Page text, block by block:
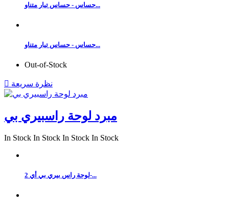
حساس - حساس تيار متناو...
حساس - حساس تيار متناو...
Out-of-Stock
 نظرة سريعة
مبرد لوحة راسبيري بي
In Stock In Stock In Stock In Stock
لوحة راس بيري بي أي 2-...